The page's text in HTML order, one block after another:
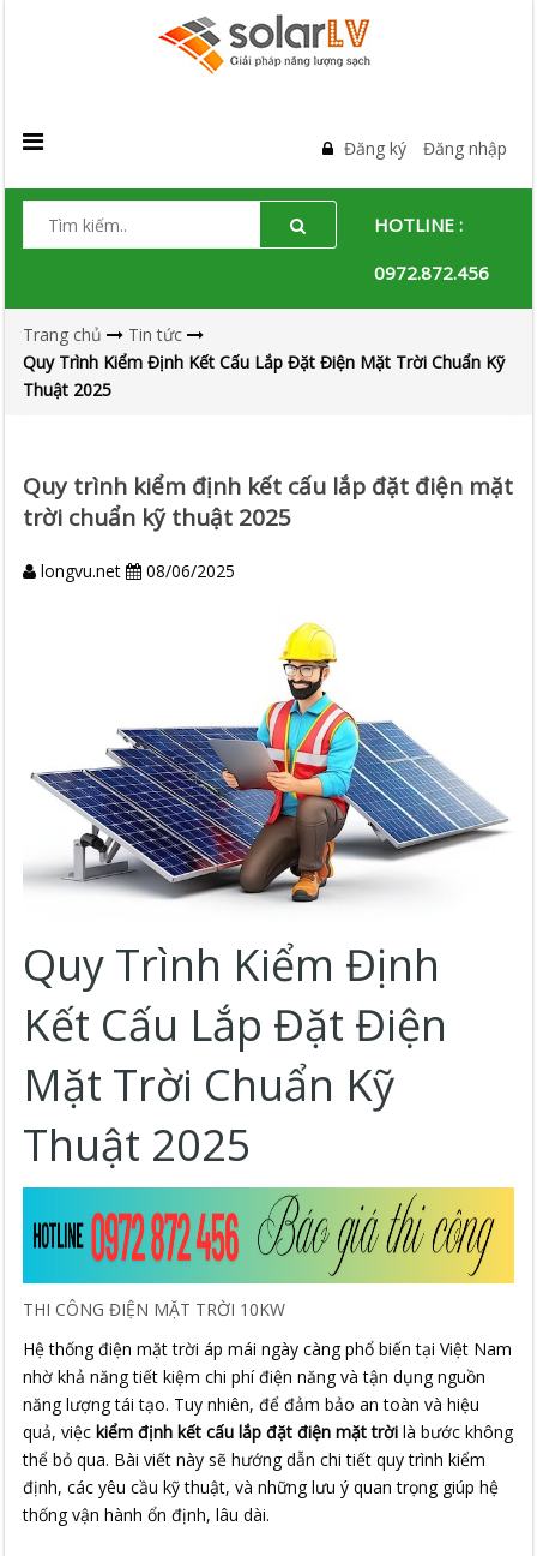
Đăng ký Đăng nhập
HOTLINE :
0972.872.456
Trang chủ
Tin tức
Quy Trình Kiểm Định Kết Cấu Lắp Đặt Điện Mặt Trời Chuẩn Kỹ
Thuật 2025
Quy trình kiểm định kết cấu lắp đặt điện mặt
trời chuẩn kỹ thuật 2025
longvu.net 08/06/2025
Quy Trình Kiểm Định
Kết Cấu Lắp Đặt Điện
Mặt Trời Chuẩn Kỹ
Thuật 2025
THI CÔNG ĐIỆN MẶT TRỜI 10KW
Hệ thống điện mặt trời áp mái ngày càng phổ biến tại Việt Nam
nhờ khả năng tiết kiệm chi phí điện năng và tận dụng nguồn
năng lượng tái tạo. Tuy nhiên, để đảm bảo an toàn và hiệu
quả, việc kiểm định kết cấu lắp đặt điện mặt trời là bước không
thể bỏ qua. Bài viết này sẽ hướng dẫn chi tiết quy trình kiểm
định, các yêu cầu kỹ thuật, và những lưu ý quan trọng giúp hệ
thống vận hành ổn định, lâu dài.